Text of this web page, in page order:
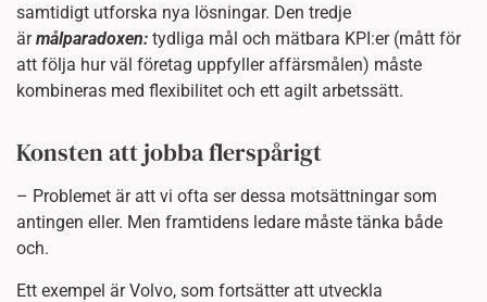
samtidigt utforska nya lösningar. Den tredje
ärmålparadoxen: tydliga mål och mätbara KPI:er (mått för
att följa hur väl företag uppfyller affärsmålen) måste
kombineras med flexibilitet och ett agilt arbetssätt.
Konsten att jobba flerspårigt
– Problemet är att vi ofta ser dessa motsättningar som
antingen eller. Men framtidens ledare måste tänka både
och.
Ett exempel är Volvo, som fortsätter att utveckla